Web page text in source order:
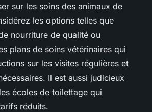
sur les soins des animaux de
les options telles que
nourriture de qualité ou
plans de soins vétérinaires qui
sur les visites régulières et
Il est aussi judicieux
écoles de toilettage qui
réduits.